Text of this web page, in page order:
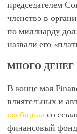
председателем
членство в
по миллиарду
назвали его
МНОГО ДЕНЕГ
В конце мая
влиятельных и
сообщила со
финансовый